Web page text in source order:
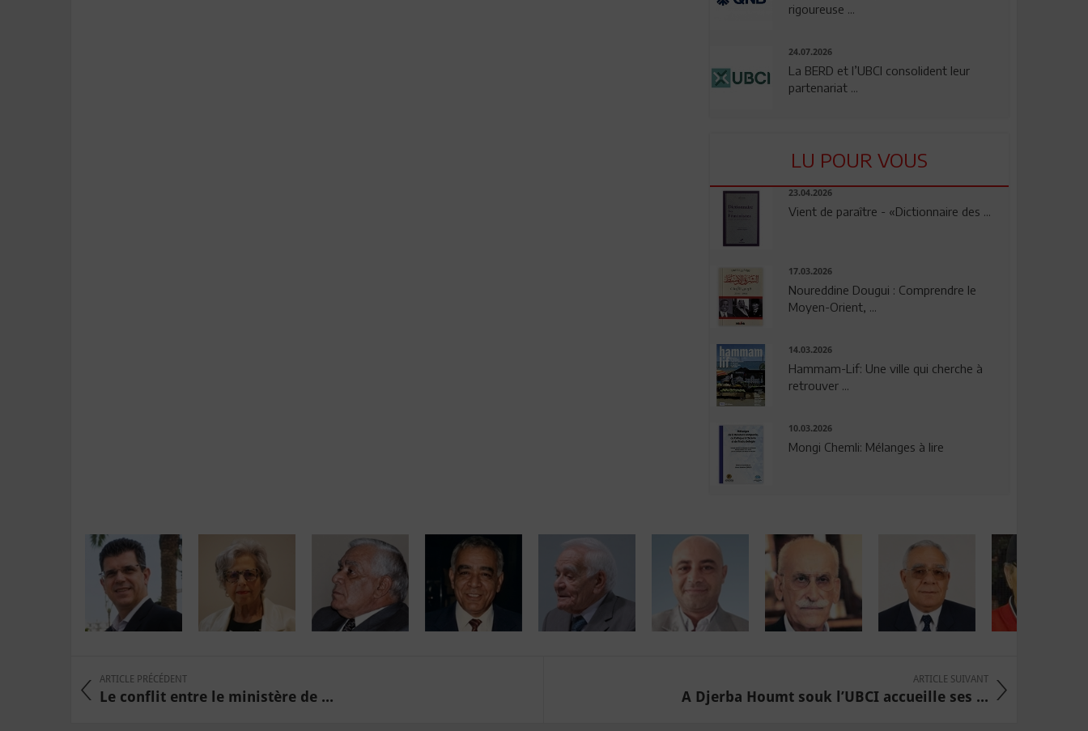
rigoureuse ...
24.07.2026
La BERD et l’UBCI consolident leur
partenariat ...
LU POUR VOUS
23.04.2026
Vient de paraître - «Dictionnaire des ...
17.03.2026
Noureddine Dougui : Comprendre le
Moyen-Orient, ...
14.03.2026
Hammam-Lif: Une ville qui cherche à
retrouver ...
10.03.2026
Mongi Chemli: Mélanges à lire
ARTICLE PRÉCÉDENT
Le conflit entre le ministère de ...
ARTICLE SUIVANT
A Djerba Houmt souk l’UBCI accueille ses ...